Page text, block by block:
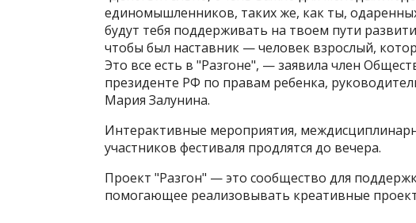
единомышленников, таких же, как ты,
будут тебя поддерживать на твоем пути
чтобы был наставник — человек взрослый,
Это все есть в "Разгоне", — заявила член
президенте РФ по правам ребенка,
Мария Залунина.
Интерактивные мероприятия,
участников фестиваля продлятся до вечера.
Проект "Разгон" — это сообщество для
помогающее реализовывать креативные